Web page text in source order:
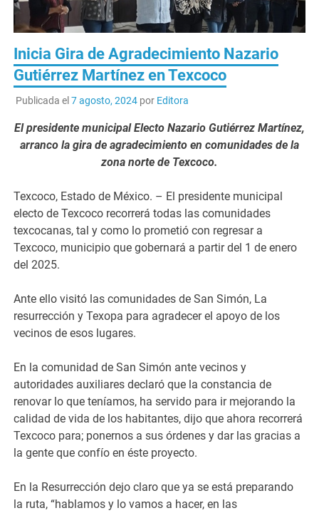
Inicia Gira de Agradecimiento Nazario
Gutiérrez Martínez en Texcoco
Publicada el 7 agosto, 2024por Editora
El presidente municipal Electo Nazario Gutiérrez Martínez,
arranco la gira de agradecimiento en comunidades de la
zona norte de Texcoco.
Texcoco, Estado de México. – El presidente municipal
electo de Texcoco recorrerá todas las comunidades
texcocanas, tal y como lo prometió con regresar a
Texcoco, municipio que gobernará a partir del 1 de enero
del 2025.
Ante ello visitó las comunidades de San Simón, La
resurrección y Texopa para agradecer el apoyo de los
vecinos de esos lugares.
En la comunidad de San Simón ante vecinos y
autoridades auxiliares declaró que la constancia de
renovar lo que teníamos, ha servido para ir mejorando la
calidad de vida de los habitantes, dijo que ahora recorrerá
Texcoco para; ponernos a sus órdenes y dar las gracias a
la gente que confío en éste proyecto.
En la Resurrección dejo claro que ya se está preparando
la ruta, “hablamos y lo vamos a hacer, en las